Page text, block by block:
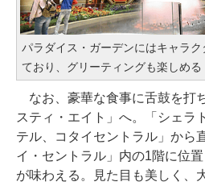
パラダイス・ガーデンにはキャラ
ており、グリーティングも楽しめる
なお、豪華な食事に舌鼓を打
スティ・エイト」へ。「シェラ
テル、コタイセントラル」から
イ・セントラル」内の1階に位
が味わえる。見た目も美しく、